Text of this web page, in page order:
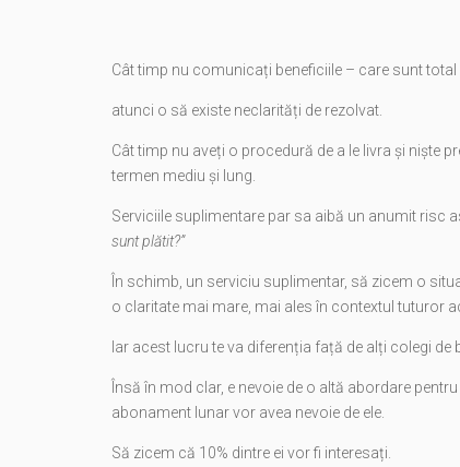
Cât timp nu comunicați beneficiile – care sunt
atunci o să existe neclarități de rezolvat.
Cât timp nu aveți o procedură de a le livra și niște
termen mediu și lung.
Serviciile suplimentare par sa aibă un anumit risc
sunt plătit?”
În schimb, un serviciu suplimentar, să zicem o
o claritate mai mare, mai ales în contextul tuturor
Iar acest lucru te va diferenția față de alți colegi de
Însă în mod clar, e nevoie de o altă abordare
abonament lunar vor avea nevoie de ele.
Să zicem că 10% dintre ei vor fi interesați.